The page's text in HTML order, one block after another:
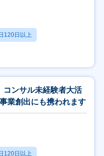
120日以上
コンサル未経験者大活
業創出にも携われます
120日以上